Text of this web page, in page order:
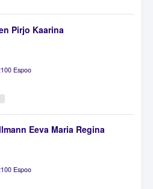
Pirjo Kaarina
Espoo
Eeva Maria Regina
Espoo